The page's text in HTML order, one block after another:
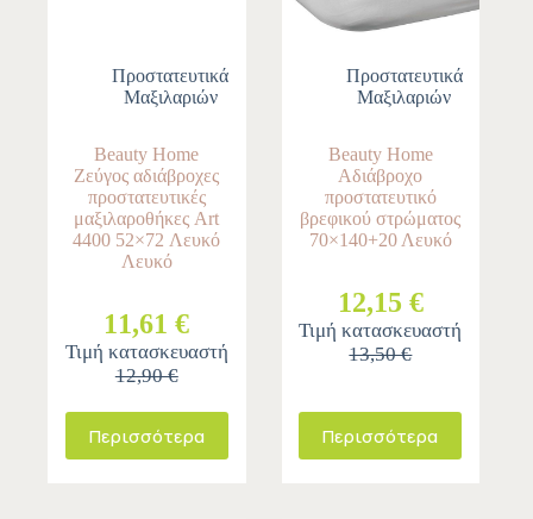
Προστατευτικά
Μαξιλαριών
Beauty Home
Ζεύγος αδιάβροχες
προστατευτικές
μαξιλαροθήκες Art
4400 52×72 Λευκό
Λευκό
11,61 €
Τιμή κατασκευαστή
12,90 €
Περισσότερα
Προστατευτικά
Μαξιλαριών
Beauty Home
Αδιάβροχο
προστατευτικό
βρεφικού στρώματος
70×140+20 Λευκό
12,15 €
Τιμή κατασκευαστή
13,50 €
Περισσότερα